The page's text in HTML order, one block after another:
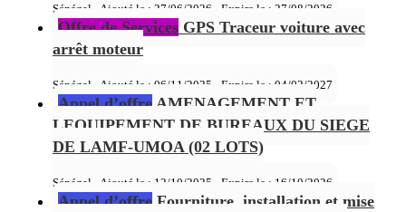
Sénégal - Ajouté le : 27/06/2026 - Expire le : 27/08/2026
Offre de Services GPS Traceur voiture avec
arrêt moteur
Sénégal - Ajouté le : 06/11/2025 - Expire le : 04/02/2027
Appel d’offre AMENAGEMENT ET
LEQUIPEMENT DE BUREAUX DU SIEGE
DE LAMF-UMOA (02 LOTS)
Sénégal - Ajouté le : 12/10/2025 - Expire le : 16/10/2026
Appel d’offre Fourniture, installation et mise